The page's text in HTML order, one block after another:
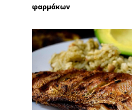
φαρμάκων